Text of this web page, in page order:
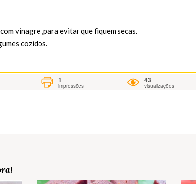
vinagre ,para evitar que fiquem secas.
cozidos.
1
impressões
43
visualizações